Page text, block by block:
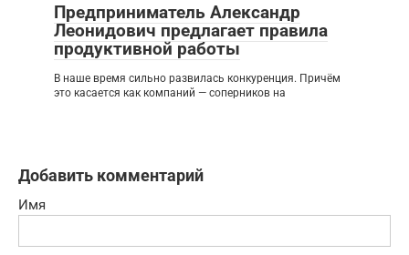
Предприниматель Александр
Леонидович предлагает правила
продуктивной работы
В наше время сильно развилась конкуренция. Причём
это касается как компаний — соперников на
Добавить комментарий
Имя